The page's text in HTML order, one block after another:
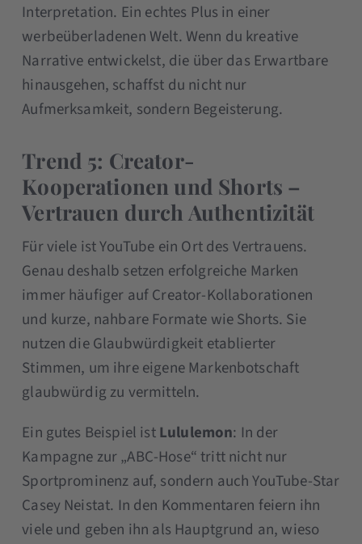
Interpretation. Ein echtes Plus in einer
werbeüberladenen Welt. Wenn du kreative
Narrative entwickelst, die über das Erwartbare
hinausgehen, schaffst du nicht nur
Aufmerksamkeit, sondern Begeisterung.
Trend 5: Creator-
Kooperationen und Shorts –
Vertrauen durch Authentizität
Für viele ist YouTube ein Ort des Vertrauens.
Genau deshalb setzen erfolgreiche Marken
immer häufiger auf Creator-Kollaborationen
und kurze, nahbare Formate wie Shorts. Sie
nutzen die Glaubwürdigkeit etablierter
Stimmen, um ihre eigene Markenbotschaft
glaubwürdig zu vermitteln.
Ein gutes Beispiel istLululemon: In der
Kampagne zur „ABC-Hose“ tritt nicht nur
Sportprominenz auf, sondern auch YouTube-Star
Casey Neistat. In den Kommentaren feiern ihn
viele und geben ihn als Hauptgrund an, wieso